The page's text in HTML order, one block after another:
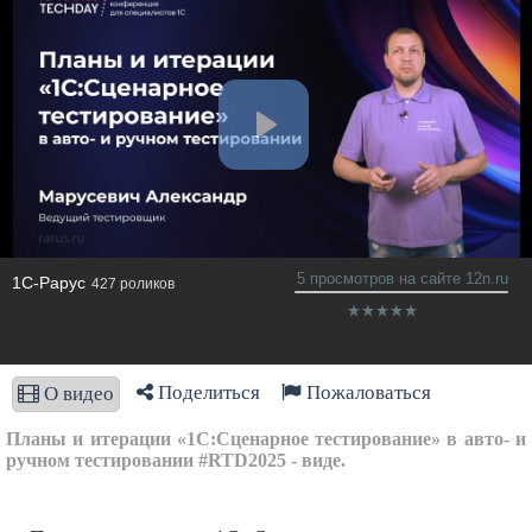
1C-Рарус 427 роликов 5 просмотров на сайте 12n.ru
О видео Поделиться Пожаловаться
Планы и итерации «1С:Сценарное тестирование» в авто- и
ручном тестировании #RTD2025 - виде.